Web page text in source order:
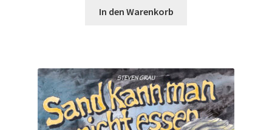
In den Warenkorb